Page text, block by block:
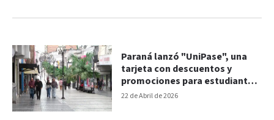
22 de Abril de 2026
Paraná lanzó "UniPase", una
tarjeta con descuentos y
promociones para estudiantes
universitarios